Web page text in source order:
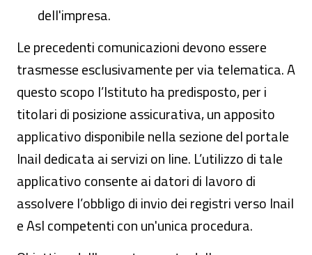
dell'impresa.
Le precedenti comunicazioni devono essere
trasmesse esclusivamente per via telematica. A
questo scopo l’Istituto ha predisposto, per i
titolari di posizione assicurativa, un apposito
applicativo disponibile nella sezione del portale
Inail dedicata ai servizi on line. L’utilizzo di tale
applicativo consente ai datori di lavoro di
assolvere l’obbligo di invio dei registri verso Inail
e Asl competenti con un'unica procedura.